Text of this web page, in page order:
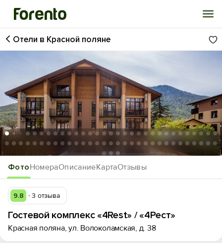
Войти
Избранное
История просмотра
Добавить свой объект
ФотоНомераОписаниеКартаОтзывы
Отели в Красной поляне
1/65
9.8 3 отзыва
Гостевой комплекс «4Rest» / «4Рест»
Красная поляна, ул. Волоколамская, д. 38